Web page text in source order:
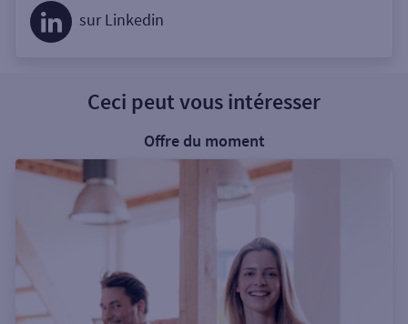
sur Linkedin
Ceci peut vous intéresser
Offre du moment